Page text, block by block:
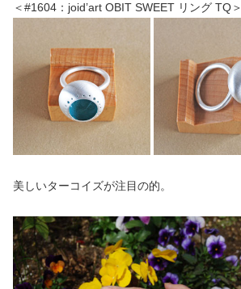
＜#1604：joid’art OBIT SWEET リング TQ＞
美しいターコイズが注目の的。